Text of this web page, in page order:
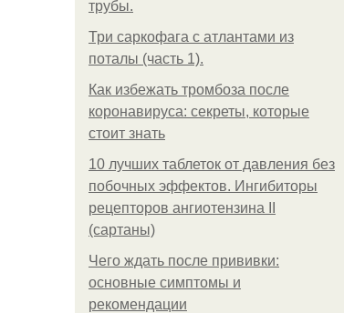
трубы.
Три саркофага с атлантами из
поталы (часть 1).
Как избежать тромбоза после
коронавируса: секреты, которые
стоит знать
10 лучших таблеток от давления без
побочных эффектов. Ингибиторы
рецепторов ангиотензина ІІ
(сартаны)
Чего ждать после прививки:
основные симптомы и
рекомендации